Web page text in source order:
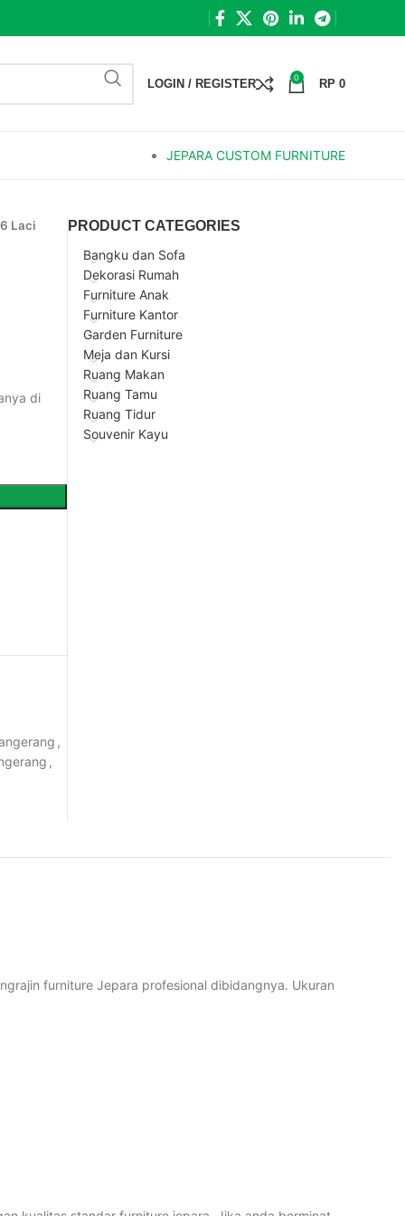
LOGIN / REGISTER 0 RP 0
JEPARA CUSTOM FURNITURE
Laci
di
,
,
PRODUCT CATEGORIES
Bangku dan Sofa
Dekorasi Rumah
Furniture Anak
Furniture Kantor
Garden Furniture
Meja dan Kursi
Ruang Makan
Ruang Tamu
Ruang Tidur
Souvenir Kayu
furniture Jepara profesional dibidangnya. Ukuran